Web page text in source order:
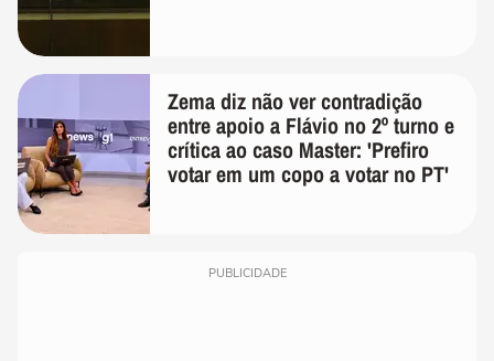
Zema diz não ver contradição
entre apoio a Flávio no 2º turno e
crítica ao caso Master: 'Prefiro
votar em um copo a votar no PT'
PUBLICIDADE